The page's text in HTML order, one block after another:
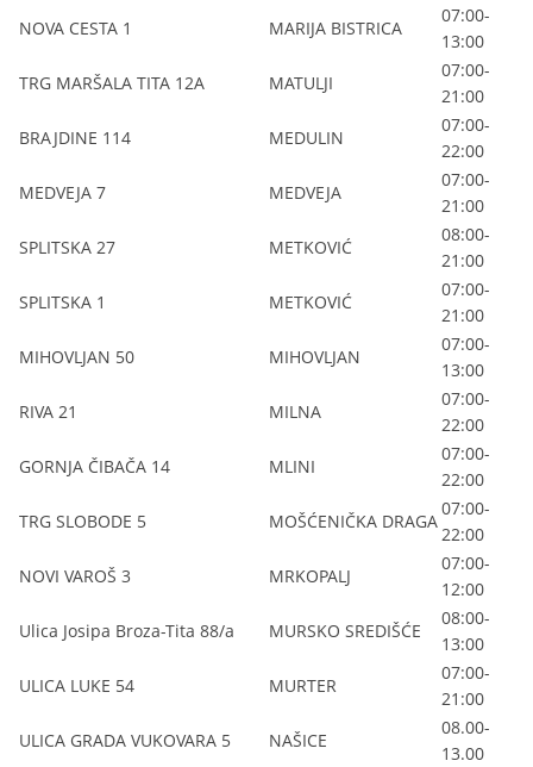
NOVA CESTA 1
MARIJA BISTRICA
07:00-
13:00
TRG MARŠALA TITA 12A
MATULJI
07:00-
21:00
BRAJDINE 114
MEDULIN
07:00-
22:00
MEDVEJA 7
MEDVEJA
07:00-
21:00
SPLITSKA 27
METKOVIĆ
08:00-
21:00
SPLITSKA 1
METKOVIĆ
07:00-
21:00
MIHOVLJAN 50
MIHOVLJAN
07:00-
13:00
RIVA 21
MILNA
07:00-
22:00
GORNJA ČIBAČA 14
MLINI
07:00-
22:00
TRG SLOBODE 5
MOŠĆENIČKA DRAGA
07:00-
22:00
NOVI VAROŠ 3
MRKOPALJ
07:00-
12:00
Ulica Josipa Broza-Tita 88/a
MURSKO SREDIŠĆE
08:00-
13:00
ULICA LUKE 54
MURTER
07:00-
21:00
ULICA GRADA VUKOVARA 5
NAŠICE
08.00-
13.00